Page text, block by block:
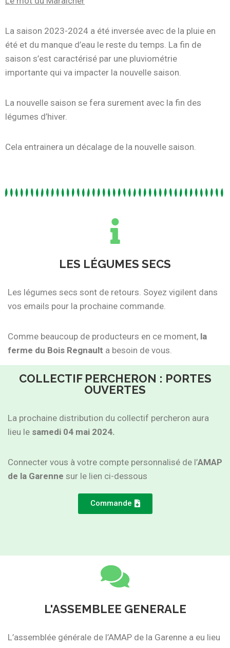
La saison 2023-2024 a été inversée avec de la pluie en
été et du manque d’eau le reste du temps. La fin de
saison s’est caractérisé par une pluviométrie
importante qui va impacter la nouvelle saison.
La nouvelle saison se fera surement avec la fin des
légumes d’hiver.
Cela entrainera un décalage de la nouvelle saison.
LES LÉGUMES SECS
Les légumes secs sont de retours. Soyez vigilent dans
vos emails pour la prochaine commande.
Comme beaucoup de producteurs en ce moment, la
ferme du Bois Regnault a besoin de vous.
COLLECTIF PERCHERON : PORTES
OUVERTES
La prochaine distribution du collectif percheron aura
lieu le samedi 04 mai 2024.
Connecter vous à votre compte personnalisé de l’AMAP
de la Garenne sur le lien ci-dessous
Commande
L'ASSEMBLEE GENERALE
L’assemblée générale de l’AMAP de la Garenne a eu lieu